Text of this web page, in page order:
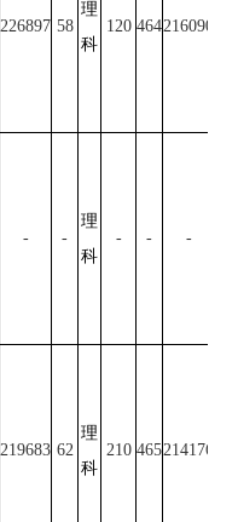
226897 58
理
科
120 464216090
- -
理
科
- - -
219683 62
理
科
210 465214176